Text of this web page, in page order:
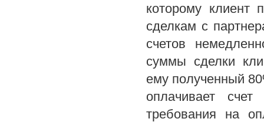
которому клиент
сделкам с
счетов
суммы сделки
ему полученный
оплачивает
требования на